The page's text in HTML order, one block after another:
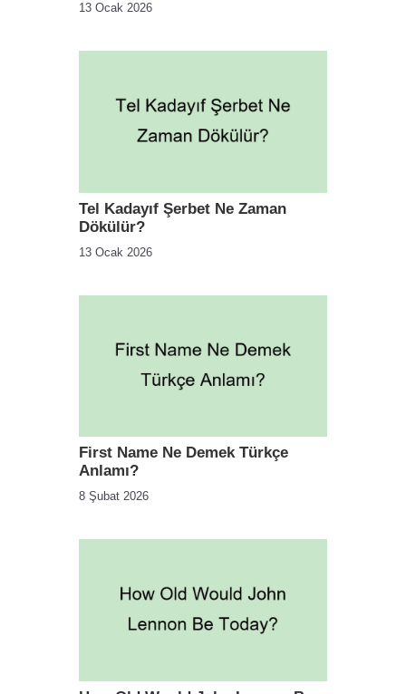
13 Ocak 2026
Tel Kadayıf Şerbet Ne Zaman
Dökülür?
13 Ocak 2026
First Name Ne Demek Türkçe
Anlamı?
8 Şubat 2026